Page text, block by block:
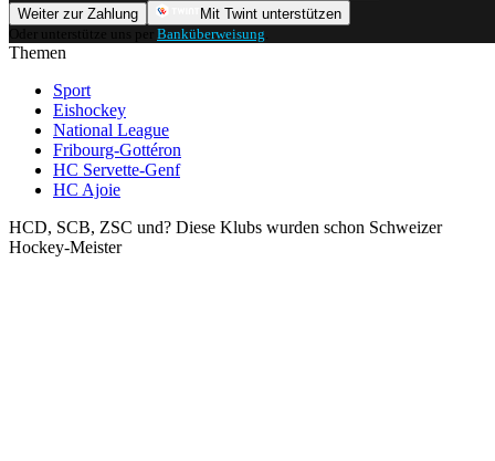
Weiter zur Zahlung
Mit Twint unterstützen
Oder unterstütze uns per Banküberweisung
Themen
Sport
Eishockey
National League
Fribourg-Gottéron
HC Servette-Genf
HC Ajoie
HCD, SCB, ZSC und? Diese Klubs wurden schon Schweizer
Hockey-Meister